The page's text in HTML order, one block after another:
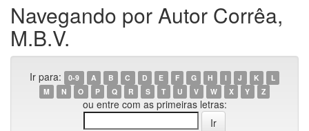
Navegando por Autor Corrêa,
M.B.V.
Ir para: 0-9 A B C D E F G H I J K
L
M
N O P Q R S T U V W X Y Z
ou entre com as primeiras letras: